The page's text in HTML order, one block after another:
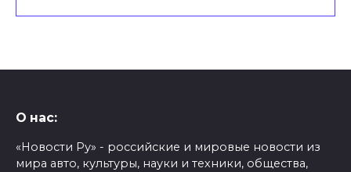
О нас:
«Новости Ру» - российские и мировые новости из
мира авто, культуры, науки и техники, общества,